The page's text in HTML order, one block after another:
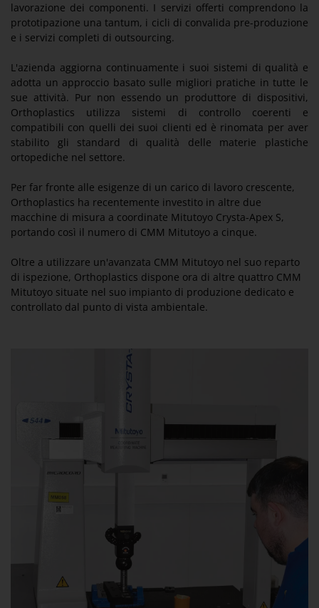
lavorazione dei componenti. I servizi offerti comprendono la
prototipazione una tantum, i cicli di convalida pre-produzione
e i servizi completi di outsourcing.
L'azienda aggiorna continuamente i suoi sistemi di qualità e
adotta un approccio basato sulle migliori pratiche in tutte le
sue attività. Pur non essendo un produttore di dispositivi,
Orthoplastics utilizza sistemi di controllo coerenti e
compatibili con quelli dei suoi clienti ed è rinomata per aver
stabilito gli standard di qualità delle materie plastiche
ortopediche nel settore.
Per far fronte alle esigenze di un carico di lavoro crescente,
Orthoplastics ha recentemente investito in altre due
macchine di misura a coordinate Mitutoyo Crysta-Apex S,
portando così il numero di CMM Mitutoyo a cinque.
Oltre a utilizzare un'avanzata CMM Mitutoyo nel suo reparto
di ispezione, Orthoplastics dispone ora di altre quattro CMM
Mitutoyo situate nel suo impianto di produzione dedicato e
controllato dal punto di vista ambientale.